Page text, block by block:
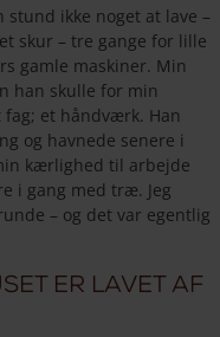
stund ikke noget at lave –
skur – tre gange for lille
gamle maskiner. Min
han skulle for min
et håndværk. Han
og havnede senere i
kærlighed til arbejde
i gang med træ. Jeg
– og det var egentlig
er lavet af